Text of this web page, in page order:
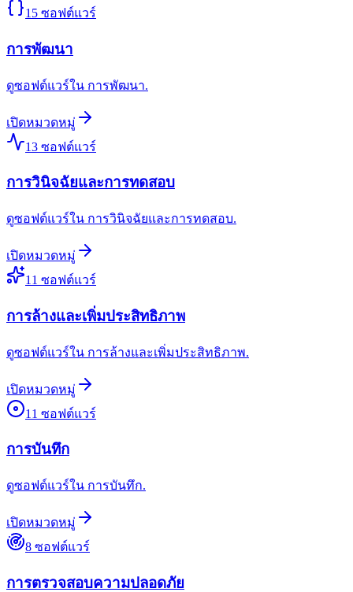
15 ซอฟต์แวร์
การพัฒนา
ดูซอฟต์แวร์ใน การพัฒนา.
เปิดหมวดหมู่
13 ซอฟต์แวร์
การวินิจฉัยและการทดสอบ
ดูซอฟต์แวร์ใน การวินิจฉัยและการทดสอบ.
เปิดหมวดหมู่
11 ซอฟต์แวร์
การล้างและเพิ่มประสิทธิภาพ
ดูซอฟต์แวร์ใน การล้างและเพิ่มประสิทธิภาพ.
เปิดหมวดหมู่
11 ซอฟต์แวร์
การบันทึก
ดูซอฟต์แวร์ใน การบันทึก.
เปิดหมวดหมู่
8 ซอฟต์แวร์
การตรวจสอบความปลอดภัย